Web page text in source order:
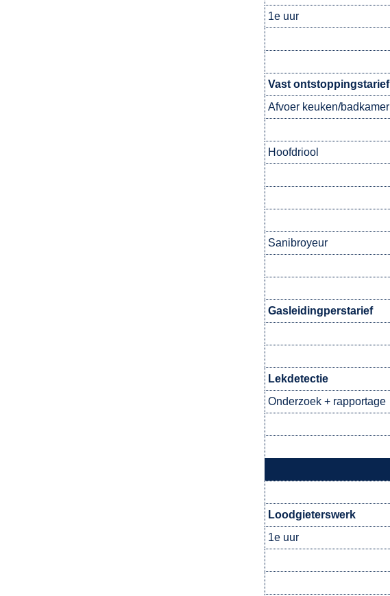
1e uur
Vast ontstoppingstarief
Afvoer keuken/badkamer
Hoofdriool
Sanibroyeur
Gasleidingperstarief
Lekdetectie
Onderzoek + rapportage
Loodgieterswerk
1e uur